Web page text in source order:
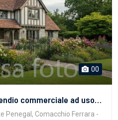
00
Piena proprietà di compendio commerciale ad uso ristorante pizzeria con porticato (categoria D/2), ambienti accessori e di servizio anche in aderenza a creare un unico agglomerato immobiliare abbastanza eterogeneo, tutto sviluppato al piano terra composto di: sala bar-ristorante con cucina servizi igienici, disimpegni, ripostigli, deposito, dispense, pergolato, porticato e modesto scoperto esclusivo.Il complesso immobiliare è locato. Attualmente il conduttore risulta moroso.
Penegal, Comacchio Ferrara -